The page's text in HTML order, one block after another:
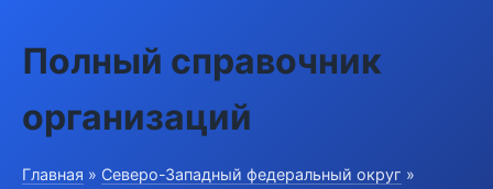
Полный справочник
организаций
Главная » Северо-Западный федеральный округ »